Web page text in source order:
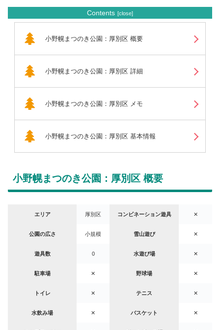
Contents
小野幌まつのき公園：厚別区 概要
小野幌まつのき公園：厚別区 詳細
小野幌まつのき公園：厚別区 メモ
小野幌まつのき公園：厚別区 基本情報
小野幌まつのき公園：厚別区 概要
エリア 厚別区 コンビネーション遊具 ✕
公園の広さ 小規模 雪山遊び ✕
遊具数 0 水遊び場 ✕
駐車場 ✕ 野球場 ✕
トイレ ✕ テニス ✕
水飲み場 ✕ バスケット ✕